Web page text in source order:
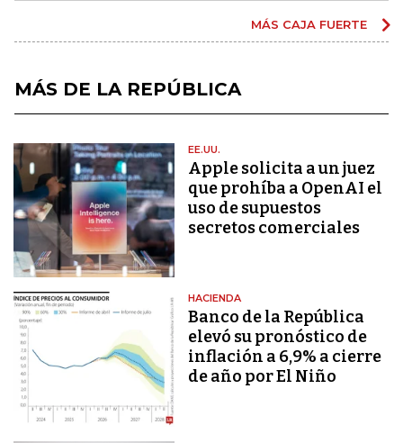
MÁS CAJA FUERTE
MÁS DE LA REPÚBLICA
EE.UU.
Apple solicita a un juez
que prohíba a OpenAI el
uso de supuestos
secretos comerciales
HACIENDA
Banco de la República
elevó su pronóstico de
inflación a 6,9% a cierre
de año por El Niño